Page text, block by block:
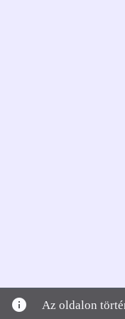
info
Az oldalon